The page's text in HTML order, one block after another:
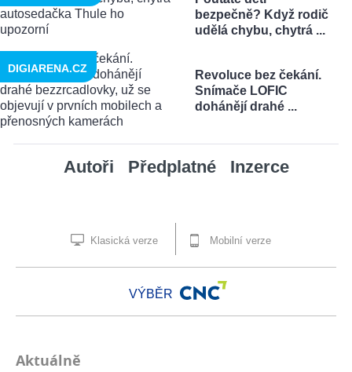
bezpečně? Když rodič
udělá chybu, chytrá ...
Revoluce bez čekání.
Snímače LOFIC
dohánějí drahé ...
DIGIARENA.CZ
Autoři Předplatné Inzerce
Klasická verze Mobilní verze
VÝBĚR
Aktuálně